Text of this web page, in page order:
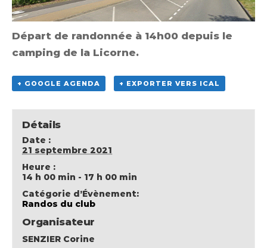
Départ de randonnée à 14h00 depuis le
camping de la Licorne.
+ GOOGLE AGENDA + EXPORTER VERS ICAL
Détails
Date :
21 septembre 2021
Heure :
14 h 00 min - 17 h 00 min
Catégorie d’Évènement:
Randos du club
Organisateur
SENZIER Corine